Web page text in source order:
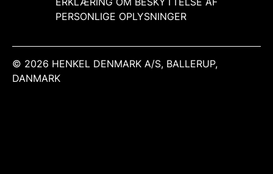
PERSONLIGE OPLYSNINGER
© 2026 HENKEL DENMARK A/S, BALLERUP,
DANMARK